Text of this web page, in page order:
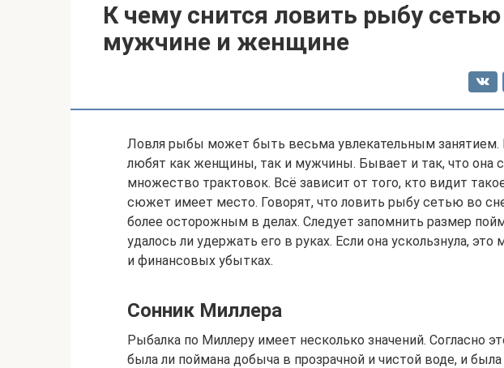
К чему снится ловить рыбу
мужчине и женщине
Ловля рыбы может быть весьма увлекательным занятием.
любят как женщины, так и мужчины. Бывает и так, что она
множество трактовок. Всё зависит от того, кто видит
сюжет имеет место. Говорят, что ловить рыбу сетью во
более осторожным в делах. Следует запомнить размер
удалось ли удержать его в руках. Если она ускользнула,
и финансовых убытках.
Сонник Миллера
Рыбалка по Миллеру имеет несколько значений. Согласно
была ли поймана добыча в прозрачной и чистой воде, и